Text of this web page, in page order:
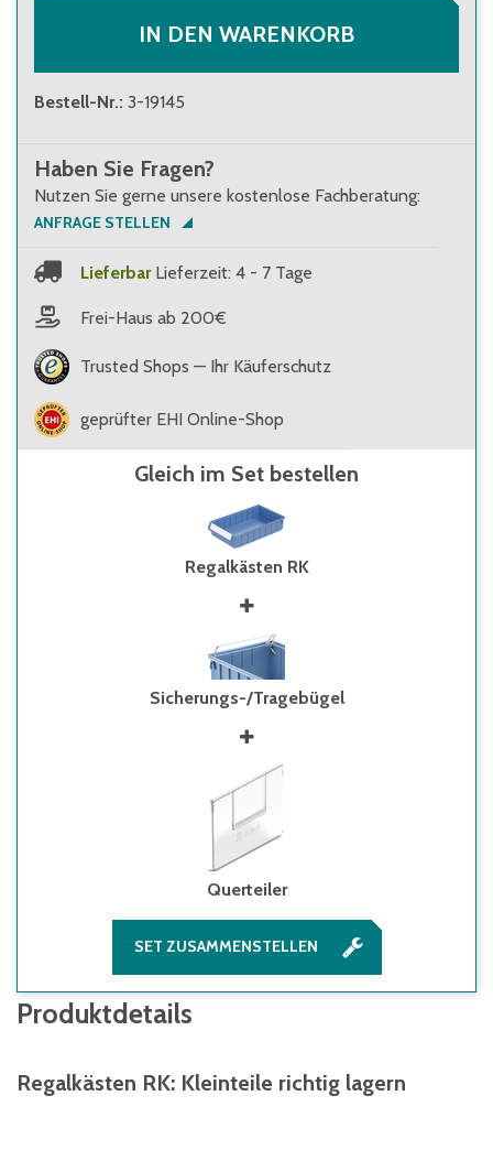
IN DEN WARENKORB
Bestell-Nr.: 3-19145
Haben Sie Fragen?
Nutzen Sie gerne unsere kostenlose Fachberatung:
ANFRAGE STELLEN
Lieferbar Lieferzeit: 4 - 7 Tage
Frei-Haus ab 200€
Trusted Shops — Ihr Käuferschutz
geprüfter EHI Online-Shop
Gleich im Set bestellen
Regalkästen RK
Sicherungs-/Tragebügel
Querteiler
SET ZUSAMMENSTELLEN
Produktdetails
Regalkästen RK: Kleinteile richtig lagern